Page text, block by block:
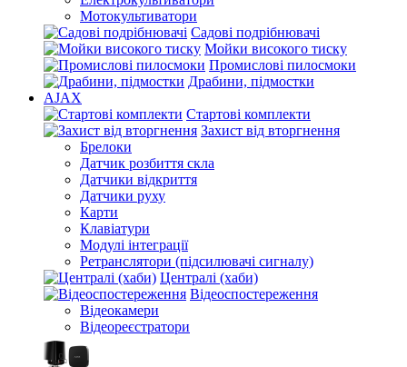
Мотокультиватори
Садові подрібнювачі
Мойки високого тиску
Промислові пилосмоки
Драбини, підмостки
AJAX
Стартові комплекти
Захист від вторгнення
Брелоки
Датчик розбиття скла
Датчики відкриття
Датчики руху
Карти
Клавіатури
Модулі інтеграції
Ретранслятори (підсилювачі сигналу)
Централі (хаби)
Відеоспостереження
Відеокамери
Відеореєстратори